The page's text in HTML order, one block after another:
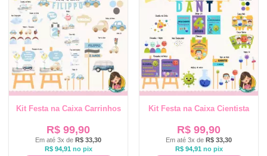
Kit Festa na Caixa Carrinhos
R$ 99,90
Em até 3x de R$ 33,30
R$94,91 no pix
Kit Festa na Caixa Cientista
R$ 99,90
Em até 3x de R$ 33,30
R$94,91 no pix